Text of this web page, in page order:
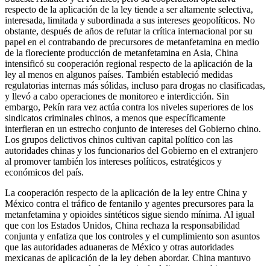
respecto de la aplicación de la ley tiende a ser altamente selectiva,
interesada, limitada y subordinada a sus intereses geopolíticos. No
obstante, después de años de refutar la crítica internacional por su
papel en el contrabando de precursores de metanfetamina en medio
de la floreciente producción de metanfetamina en Asia, China
intensificó su cooperación regional respecto de la aplicación de la
ley al menos en algunos países. También estableció medidas
regulatorias internas más sólidas, incluso para drogas no clasificadas,
y llevó a cabo operaciones de monitoreo e interdicción. Sin
embargo, Pekín rara vez actúa contra los niveles superiores de los
sindicatos criminales chinos, a menos que específicamente
interfieran en un estrecho conjunto de intereses del Gobierno chino.
Los grupos delictivos chinos cultivan capital político con las
autoridades chinas y los funcionarios del Gobierno en el extranjero
al promover también los intereses políticos, estratégicos y
económicos del país.
La cooperación respecto de la aplicación de la ley entre China y
México contra el tráfico de fentanilo y agentes precursores para la
metanfetamina y opioides sintéticos sigue siendo mínima. Al igual
que con los Estados Unidos, China rechaza la responsabilidad
conjunta y enfatiza que los controles y el cumplimiento son asuntos
que las autoridades aduaneras de México y otras autoridades
mexicanas de aplicación de la ley deben abordar. China mantuvo